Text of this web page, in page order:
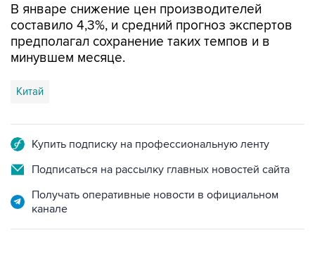
В январе снижение цен производителей
составило 4,3%, и средний прогноз экспертов
предполагал сохранение таких темпов и в
минувшем месяце.
Китай
Купить подписку на профессиональную ленту
Подписаться на рассылку главных новостей сайта
Получать оперативные новости в официальном
канале